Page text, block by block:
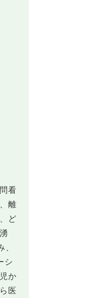
看
離
ど
、
シ
か
医